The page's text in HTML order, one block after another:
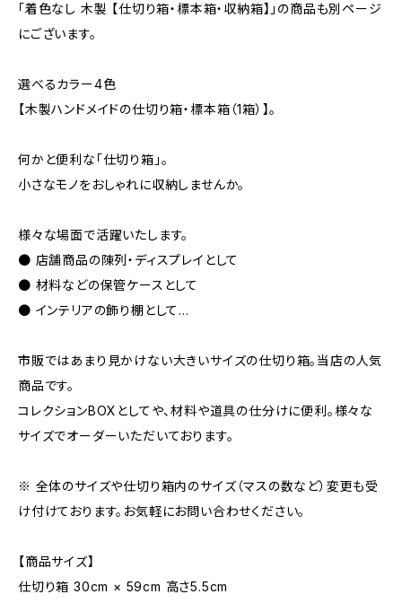
「着色なし 木製 【仕切り箱・標本箱・収納箱】」の商品も別ページ
にございます。
選べるカラー4色
【木製ハンドメイドの仕切り箱・標本箱（1箱）】。
何かと便利な「仕切り箱」。
小さなモノをおしゃれに収納しませんか。
様々な場面で活躍いたします。
● 店舗商品の陳列・ディスプレイとして
● 材料などの保管ケースとして
● インテリアの飾り棚として...
市販ではあまり見かけない大きいサイズの仕切り箱。当店の人気
商品です。
コレクションBOXとしてや、材料や道具の仕分けに便利。様々な
サイズでオーダーいただいております。
※ 全体のサイズや仕切り箱内のサイズ（マスの数など）変更も受
け付けております。お気軽にお問い合わせください。
【商品サイズ】
仕切り箱 30cm × 59cm 高さ5.5cm